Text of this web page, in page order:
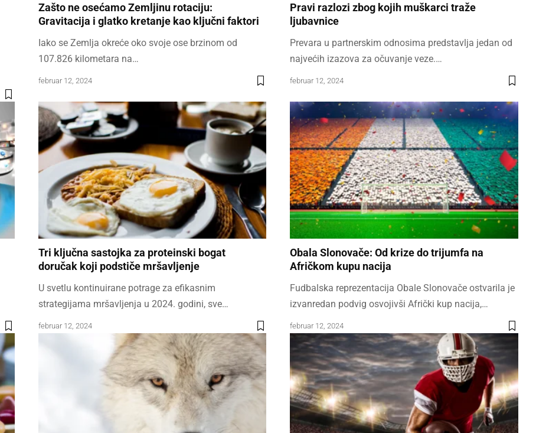
Zašto ne osećamo Zemljinu rotaciju:
Gravitacija i glatko kretanje kao ključni faktori
Iako se Zemlja okreće oko svoje ose brzinom od
107.826 kilometara na…
februar 12, 2024
Pravi razlozi zbog kojih muškarci traže
ljubavnice
Prevara u partnerskim odnosima predstavlja jedan od
najvećih izazova za očuvanje veze.…
februar 12, 2024
Tri ključna sastojka za proteinski bogat
doručak koji podstiče mršavljenje
U svetlu kontinuirane potrage za efikasnim
strategijama mršavljenja u 2024. godini, sve…
februar 12, 2024
Obala Slonovače: Od krize do trijumfa na
Afričkom kupu nacija
Fudbalska reprezentacija Obale Slonovače ostvarila je
izvanredan podvig osvojivši Afrički kup nacija,…
februar 12, 2024